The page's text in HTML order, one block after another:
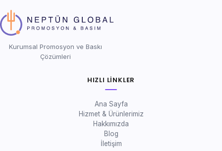
Kurumsal Promosyon ve Baskı
Çözümleri
HIZLI LINKLER
Ana Sayfa
Hizmet & Ürünlerimiz
Hakkımızda
Blog
İletişim